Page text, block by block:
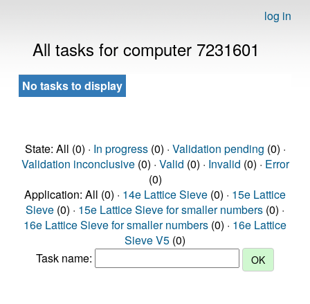
log in
All tasks for computer 7231601
No tasks to display
State: All (0) · In progress(0) · Validation pending (0) ·
Validation inconclusive(0) · Valid (0) · Invalid (0) · Error
(0)
Application: All (0) · 14e Lattice Sieve (0) · 15e Lattice
Sieve (0) · 15e Lattice Sieve for smaller numbers (0) ·
16e Lattice Sieve for smaller numbers (0) · 16e Lattice
Sieve V5 (0)
Task name: